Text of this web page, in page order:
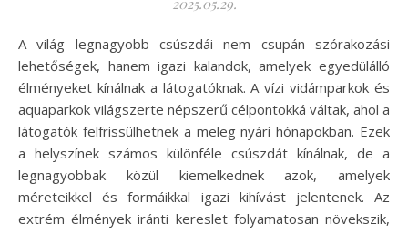
A világ legnagyobb csúszdái nem csupán szórakozási
lehetőségek, hanem igazi kalandok, amelyek egyedülálló
élményeket kínálnak a látogatóknak. A vízi vidámparkok és
aquaparkok világszerte népszerű célpontokká váltak, ahol a
látogatók felfrissülhetnek a meleg nyári hónapokban. Ezek
a helyszínek számos különféle csúszdát kínálnak, de a
legnagyobbak közül kiemelkednek azok, amelyek
méreteikkel és formáikkal igazi kihívást jelentenek. Az
extrém élmények iránti kereslet folyamatosan növekszik,